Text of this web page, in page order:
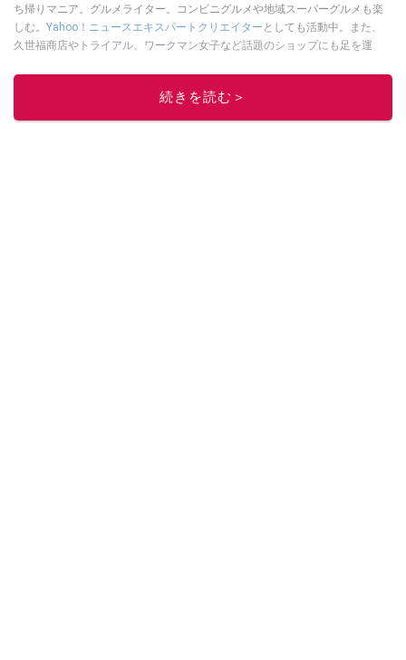
ち帰りマニア。グルメライター。コンビニグルメや地域スーパーグルメも楽
しむ。 Yahoo！ニュースエキスパートクリエイター としても活動中。また、
久世福商店やトライアル、ワークマン女子など話題のショップにも足を運
「週刊プレイボーイ」、宝島社「おいしい！ シャトレーゼBOOK」などでグ
ルメライター、食の専門家として出演実績あり。
続きを読む＞